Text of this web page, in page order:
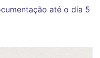
até o dia 5